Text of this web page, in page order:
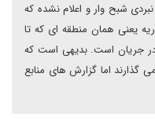
شبح وار و اعلام نشده که
یعنی همان منطقه ای که تا
جریان است. بدیهی است که
اما گزارش های منابع